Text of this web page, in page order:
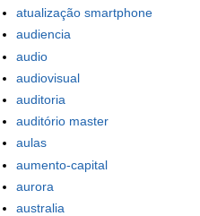
atualização smartphone
audiencia
audio
audiovisual
auditoria
auditório master
aulas
aumento-capital
aurora
australia